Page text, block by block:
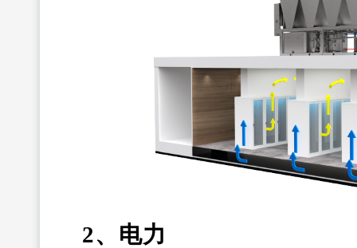
2、电力